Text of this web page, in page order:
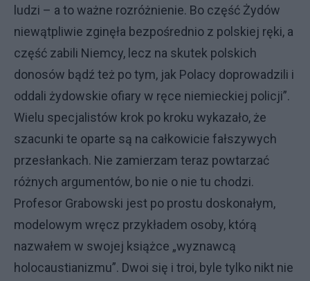
ludzi – a to ważne rozróżnienie. Bo część Żydów
niewątpliwie zginęła bezpośrednio z polskiej ręki, a
część zabili Niemcy, lecz na skutek polskich
donosów bądź też po tym, jak Polacy doprowadzili i
oddali żydowskie ofiary w ręce niemieckiej policji”.
Wielu specjalistów krok po kroku wykazało, że
szacunki te oparte są na całkowicie fałszywych
przesłankach. Nie zamierzam teraz powtarzać
różnych argumentów, bo nie o nie tu chodzi.
Profesor Grabowski jest po prostu doskonałym,
modelowym wręcz przykładem osoby, którą
nazwałem w swojej książce „wyznawcą
holocaustianizmu”. Dwoi się i troi, byle tylko nikt nie